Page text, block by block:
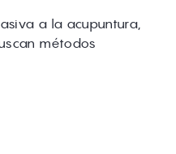
a la acupuntura,
métodos